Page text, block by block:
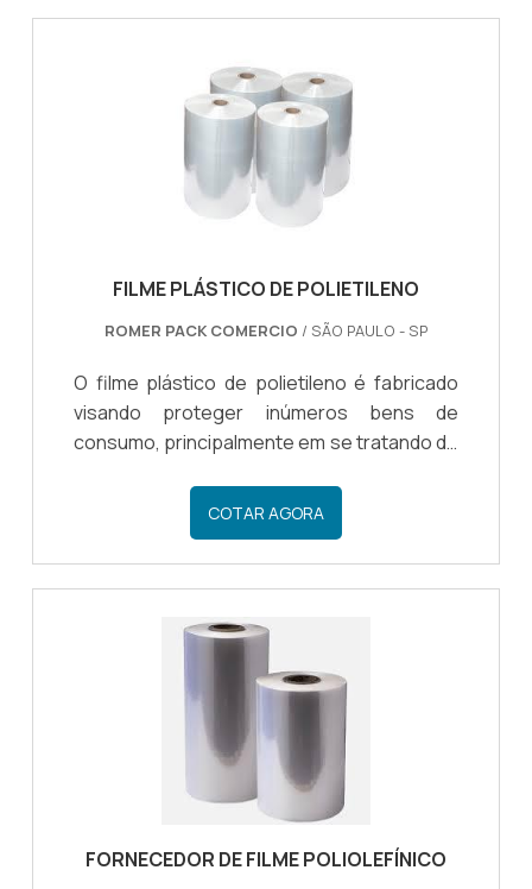
FILME PLÁSTICO DE POLIETILENO
ROMER PACK COMERCIO / SÃO PAULO - SP
O filme plástico de polietileno é fabricado
visando proteger inúmeros bens de
consumo, principalmente em se tratando de
porque toda a sua resistência faz com que
estes produtos fiquem ainda mais
conservados e não sofram nenhum dano
durante qualquer transporte ou
armazenamento. Diante disso, o filme
plástico em polietileno pode ser utilizado
por diversas indústrias, tais como: Indústria
COTAR AGORA
FORNECEDOR DE FILME POLIOLEFÍNICO